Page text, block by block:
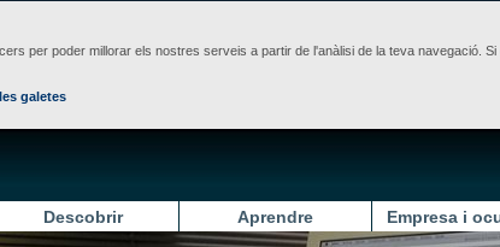
per poder millorar els nostres serveis a partir de l'anàlisi de la teva navegació.
galetes
Descobrir Aprendre Empresa i